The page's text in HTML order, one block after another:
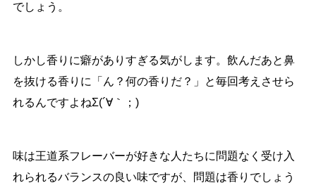
でしょう。
しかし香りに癖がありすぎる気がします。飲んだあと鼻
を抜ける香りに「ん？何の香りだ？」と毎回考えさせら
れるんですよねΣ(´∀｀；)
味は王道系フレーバーが好きな人たちに問題なく受け入
れられるバランスの良い味ですが、問題は香りでしょう